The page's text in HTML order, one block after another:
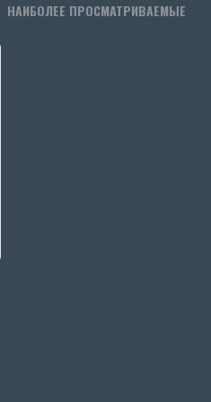
НАИБОЛЕЕ ПРОСМАТРИВАЕМЫЕ